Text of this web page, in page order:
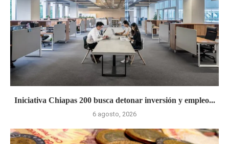
Iniciativa Chiapas 200 busca detonar inversión y empleo...
6 agosto, 2026